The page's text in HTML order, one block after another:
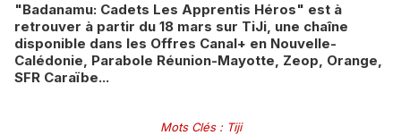
"Badanamu: Cadets Les Apprentis Héros" est à
retrouver à partir du 18 mars sur TiJi, une chaîne
disponible dans les Offres Canal+ en Nouvelle-
Calédonie, Parabole Réunion-Mayotte, Zeop, Orange,
SFR Caraïbe...
Mots Clés: Tiji